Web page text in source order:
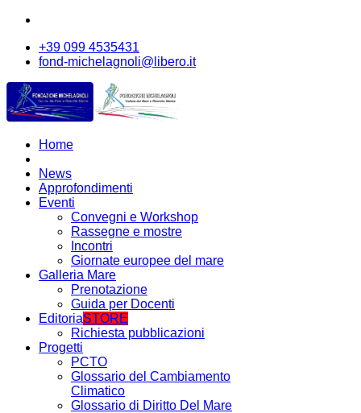
+39 099 4535431
fond-michelagnoli@libero.it
Home
News
Approfondimenti
Eventi
Convegni e Workshop
Rassegne e mostre
Incontri
Giornate europee del mare
Galleria Mare
Prenotazione
Guida per Docenti
EditoriaSTORE
Richiesta pubblicazioni
Progetti
PCTO
Glossario del Cambiamento
Climatico
Glossario di Diritto Del Mare